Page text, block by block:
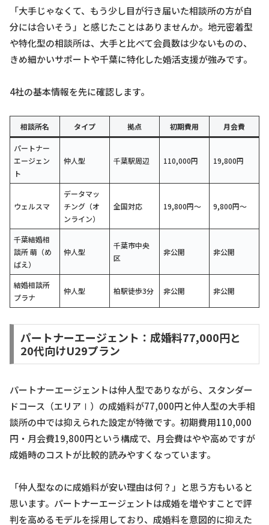
「大手じゃなくて、もう少し目が行き届いた相談所の方が自
分には合いそう」と感じたことはありませんか。地元密着型
や特化型の相談所は、大手と比べて会員数は少ないものの、
きめ細かいサポートや千葉に特化した婚活支援が強みです。
4社の基本情報を先に確認します。
相談所名 タイプ 拠点 初期費用 月会費
パートナー
エージェン
ト
仲人型 千葉駅周辺 110,000円 19,800円
ウェルスマ
データマッ
チング（オ
ンライン）
全国対応 19,800円〜 9,800円〜
千葉結婚相
談所 萌（め
ばえ）
仲人型
千葉市中央
区
非公開 非公開
結婚相談所
プラナ
仲人型 柏駅徒歩3分 非公開 非公開
パートナーエージェント：成婚料77,000円と
20代向けU29プラン
パートナーエージェントは仲人型でありながら、スタンダー
ドコース（エリアⅠ）の成婚料が77,000円と仲人型の大手相
談所の中では抑えられた設定が特徴です。初期費用110,000
円・月会費19,800円という構成で、月会費はやや高めですが
成婚時のコストが比較的読みやすくなっています。
「仲人型なのに成婚料が安い理由は何？」と思う方もいると
思います。パートナーエージェントは成婚を増やすことで評
判を高めるモデルを採用しており、成婚料を意図的に抑えた